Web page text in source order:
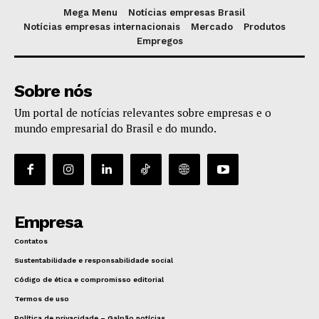
Mega Menu
Notícias empresas Brasil
Notícias empresas internacionais
Mercado
Produtos
Empregos
Sobre nós
Um portal de notícias relevantes sobre empresas e o
mundo empresarial do Brasil e do mundo.
Empresa
Contatos
Sustentabilidade e responsabilidade social
Código de ética e compromisso editorial
Termos de uso